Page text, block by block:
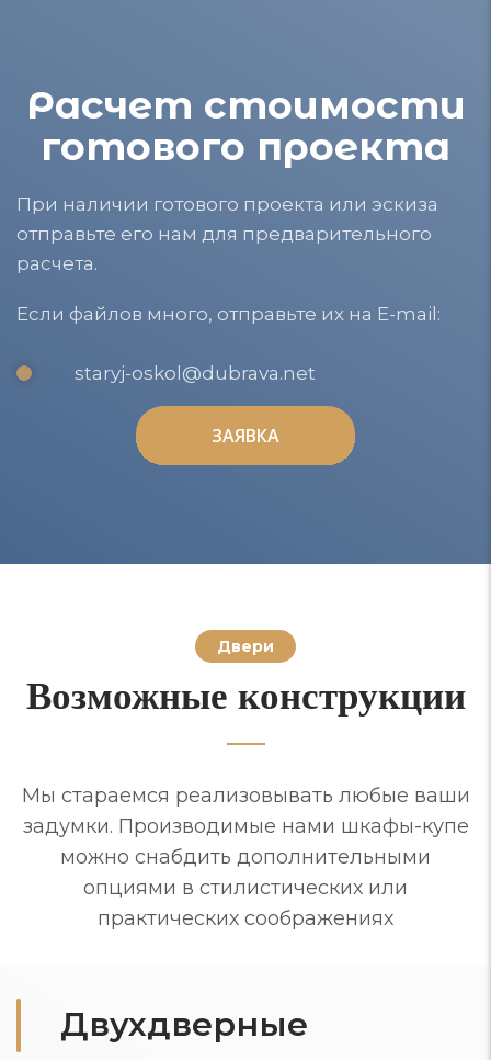
Расчет стоимости
готового проекта
При наличии готового проекта или эскиза
отправьте его нам для предварительного
расчета.
Если файлов много, отправьте их на E-mail:
staryj-oskol@dubrava.net
ЗАЯВКА
ЗАЯВКА
Двери
Возможные конструкции
Мы стараемся реализовывать любые ваши
задумки. Производимые нами шкафы-купе
можно снабдить дополнительными
опциями в стилистических или
практических соображениях
Двухдверные